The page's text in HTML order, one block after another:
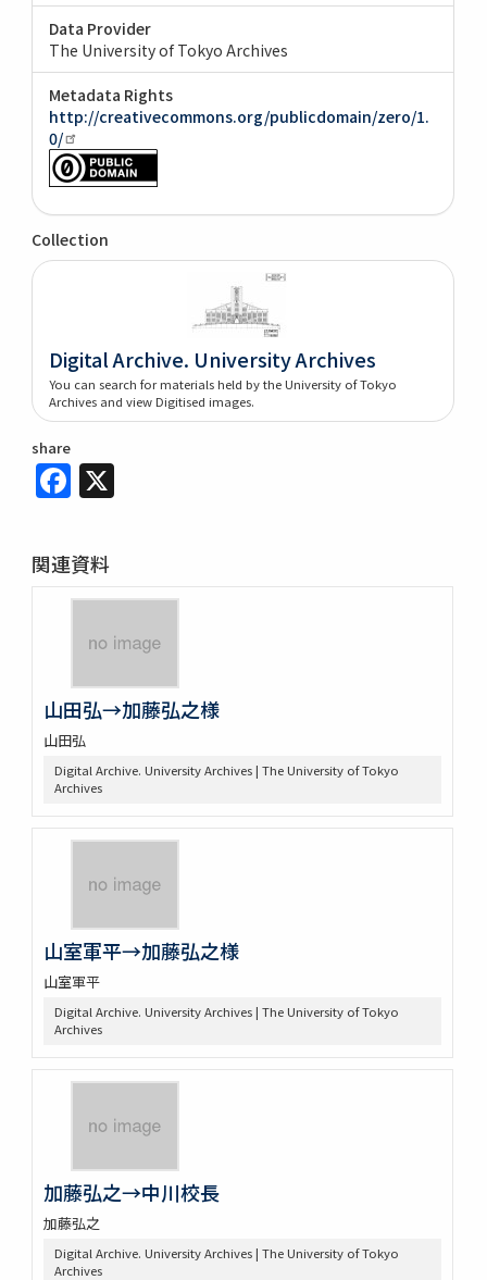
Data Provider
The University of Tokyo Archives
Metadata Rights
http://creativecommons.org/publicdomain/zero/1.
0/
Collection
Digital Archive. University Archives
You can search for materials held by the University of Tokyo
Archives and view Digitised images.
share
Facebook
関連資料
山田弘→加藤弘之様
山田弘
Digital Archive. University Archives | The University of Tokyo
Archives
山室軍平→加藤弘之様
山室軍平
Digital Archive. University Archives | The University of Tokyo
Archives
加藤弘之→中川校長
加藤弘之
Digital Archive. University Archives | The University of Tokyo
Archives